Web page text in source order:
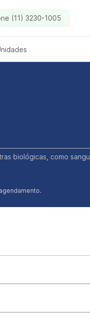
(11) 3230-1005
biológicas, como